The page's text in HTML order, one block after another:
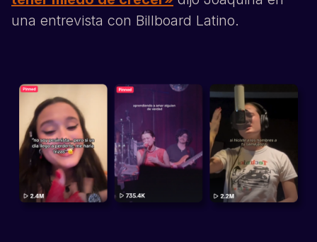
una entrevista con Billboard Latino.